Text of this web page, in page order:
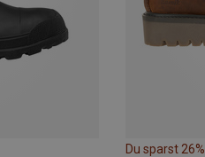
Du sparst 26%